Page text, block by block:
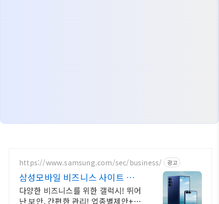
https://www.samsung.com/sec/business/ 광고
삼성모바일 비즈니스 사이트 본사
공식 운영 견적문의
다양한 비즈니스를 위한 갤럭시! 뛰어
난 보안, 간편한 관리! 업종별제안+온